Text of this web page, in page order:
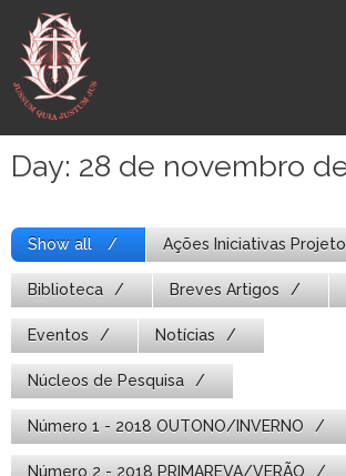
para
conteúdo
Day: 28 de novembro
Show all Ações Iniciativas
Biblioteca Breves Artigos
Eventos Notícias
Núcleos de Pesquisa
Número 1 - 2018 OUTONO/INVERNO
Número 2 - 2018 PRIMAREVA/VERÃO